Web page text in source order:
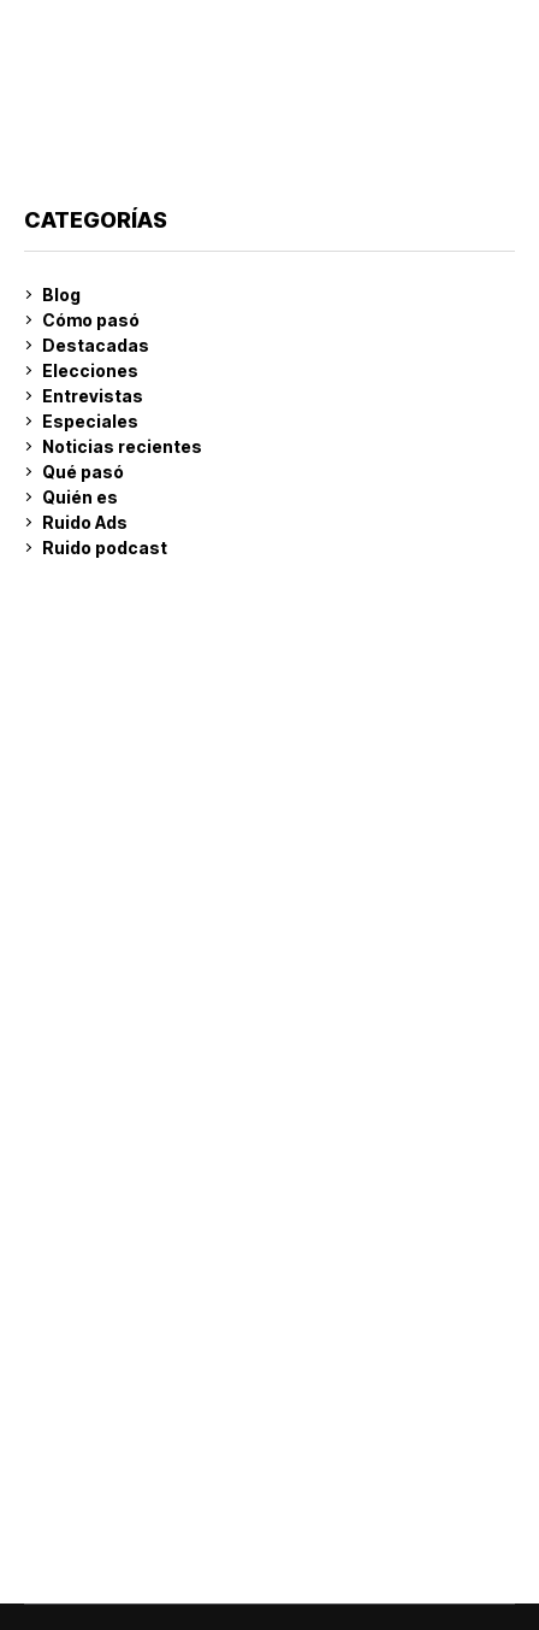
CATEGORÍAS
Blog
Cómo pasó
Destacadas
Elecciones
Entrevistas
Especiales
Noticias recientes
Qué pasó
Quién es
Ruido Ads
Ruido podcast